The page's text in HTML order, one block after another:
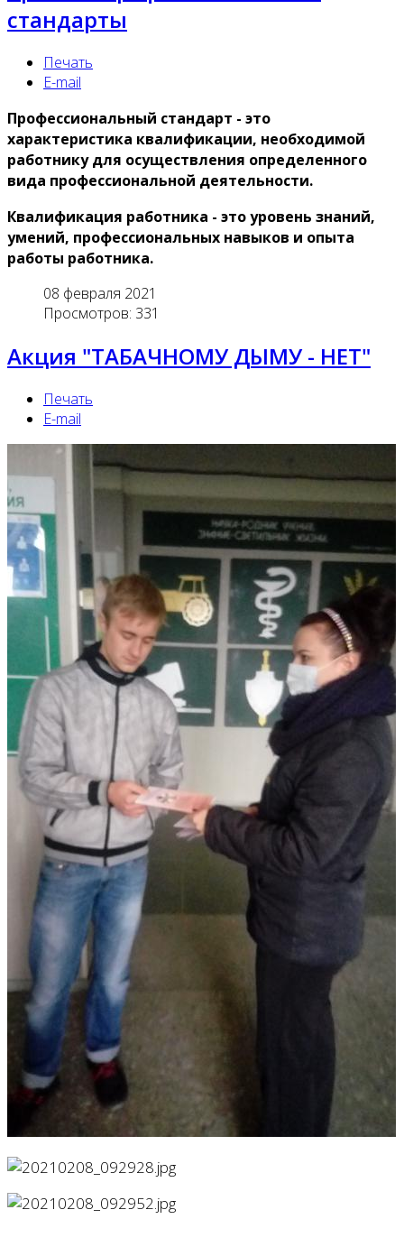
стандарты
Печать
E-mail
Профессиональный стандарт - это
характеристика квалификации, необходимой
работнику для осуществления определенного
вида профессиональной деятельности.
Квалификация работника - это уровень знаний,
умений, профессиональных навыков и опыта
работы работника.
08 февраля 2021
Просмотров: 331
Акция "ТАБАЧНОМУ ДЫМУ - НЕТ"
Печать
E-mail